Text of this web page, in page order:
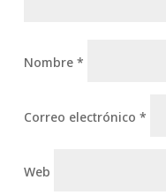
Nombre *
Correo electrónico *
Web